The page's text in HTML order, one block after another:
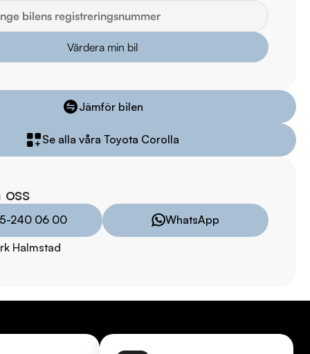
någon av våra andra Toyota Corolla i lager. Se våra bilar på
kopa-bil/?series=corolla
kr
förbrukning endast 0.58 l/mil
2025-12-31
Värdera min bil
Jämför bilen
Se alla våra Toyota Corolla
oss
240 06 00
WhatsApp
Halmstad